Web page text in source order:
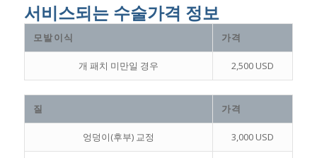
서비스되는 수술가격 정보
모발이식 가격
개 패치 미만일 경우 2,500 USD
질 가격
엉덩이(후부) 교정 3,000 USD